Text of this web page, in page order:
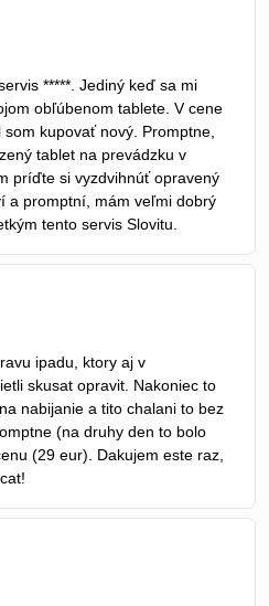
5
*****. Jediný keď sa mi
obľúbenom tablete. V cene
kupovať nový. Promptne,
tablet na prevádzku v
príďte si vyzdvihnúť opravený
a promptní, mám veľmi dobrý
tento servis Slovitu.
5 ipadu, ktory aj v
skusat opravit. Nakoniec to
nabijanie a tito chalani to bez
(na druhy den to bolo
(29 eur). Dakujem este raz,